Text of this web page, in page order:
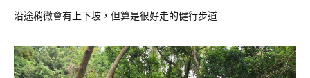
沿途稍微會有上下坡，但算是很好走的健行步道